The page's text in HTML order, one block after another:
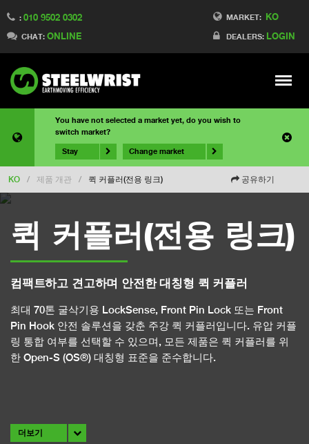
MARKET: KO
DEALERS: LOGIN
: 010 9502 0302
CHAT: ONLINE
Meny
You have not selected a market yet, do you wish to
switch market?
Stay Change market
KO / 제품 개관 / 퀵 커플러(전용 링크) 공유하기
퀵 커플러(전용 링크)
컴팩트하고 견고하며 안전한 대칭형 퀵 커플러
최대 70톤 굴삭기용 LockSense, Front Pin Lock 또는 Front
Pin Hook 안전 솔루션을 갖춘 주강 퀵 커플러입니다. 유압 커플
링 통합 여부를 선택할 수 있으며, 모든 제품은 퀵 커플러를 위
한 Open-S (OS®) 대칭형 표준을 준수합니다.
더보기